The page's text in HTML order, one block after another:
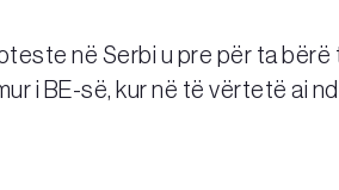
në Serbi u pre për ta bërë
i BE-së, kur në të vërtetë ai